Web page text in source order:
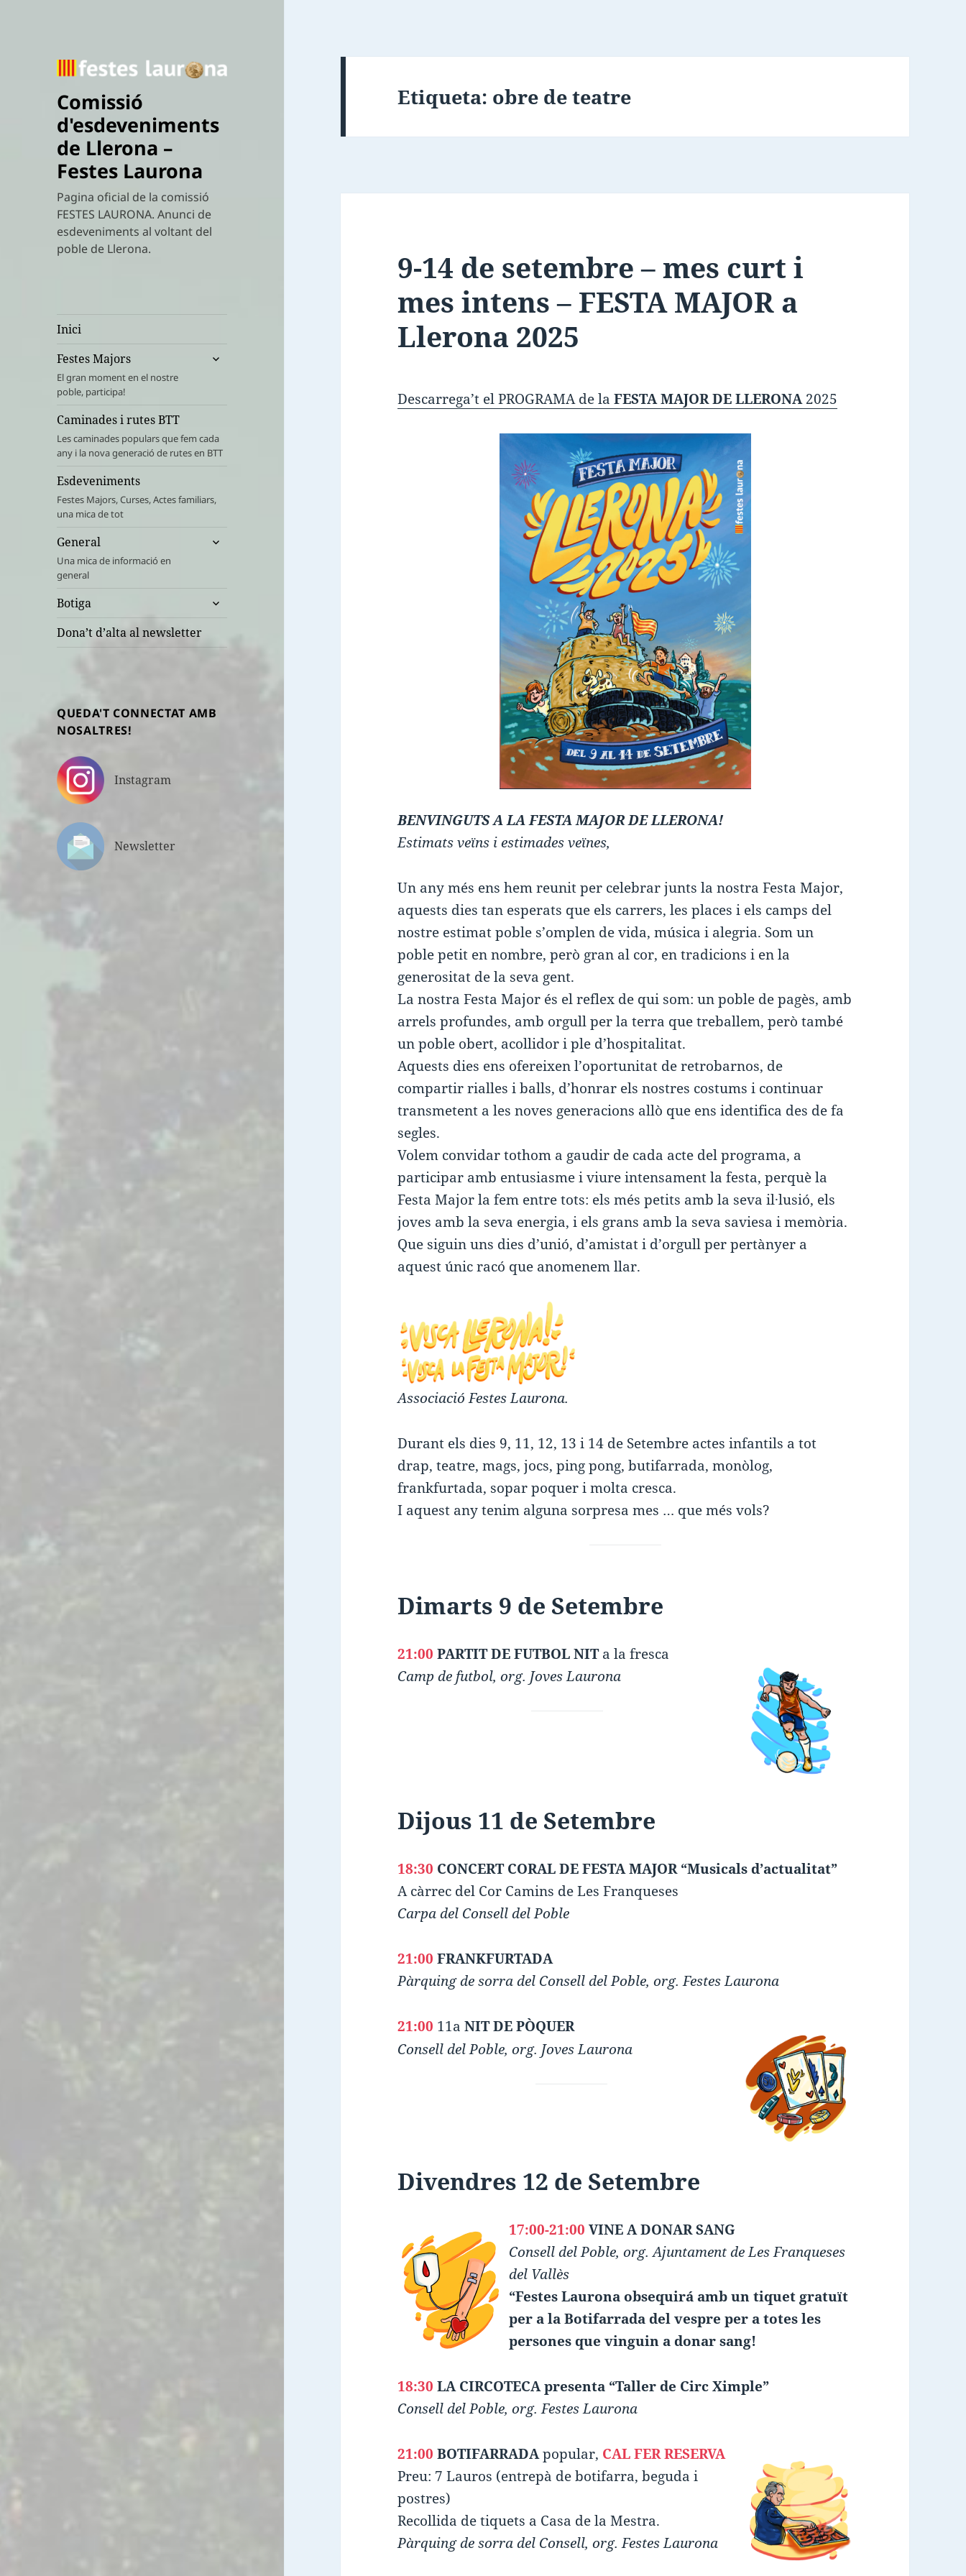
Comissió
d'esdeveniments
de Llerona –
Festes Laurona
Pagina oficial de la comissió
FESTES LAURONA. Anunci de
esdeveniments al voltant del
poble de Llerona.
Inici
Festes Majors
El gran moment en el nostre
poble, participa!
amplia
Caminades i rutes BTT
Les caminades populars que fem cada
any i la nova generació de rutes en BTT
Esdeveniments
Festes Majors, Curses, Actes familiars,
una mica de tot
General
Una mica de informació en
general
amplia
Botiga
amplia
fill
Dona’t d’alta al newsletter
QUEDA'T CONNECTAT AMB
NOSALTRES!
Instagram
Newsletter
Etiqueta: obre de teatre
9-14 de setembre – mes curt i
mes intens – FESTA MAJOR a
Llerona 2025
Descarrega’t el PROGRAMA de laFESTA MAJOR DE LLERONA2025
BENVINGUTS A LA FESTA MAJOR DE LLERONA!
Estimats veïns i estimades veïnes,
Un any més ens hem reunit per celebrar junts la nostra Festa Major,
aquests dies tan esperats que els carrers, les places i els camps del
nostre estimat poble s’omplen de vida, música i alegria. Som un
poble petit en nombre, però gran al cor, en tradicions i en la
generositat de la seva gent.
La nostra Festa Major és el reflex de qui som: un poble de pagès, amb
arrels profundes, amb orgull per la terra que treballem, però també
un poble obert, acollidor i ple d’hospitalitat.
Aquests dies ens ofereixen l’oportunitat de retrobarnos, de
compartir rialles i balls, d’honrar els nostres costums i continuar
transmetent a les noves generacions allò que ens identifica des de fa
segles.
Volem convidar tothom a gaudir de cada acte del programa, a
participar amb entusiasme i viure intensament la festa, perquè la
Festa Major la fem entre tots: els més petits amb la seva il·lusió, els
joves amb la seva energia, i els grans amb la seva saviesa i memòria.
Que siguin uns dies d’unió, d’amistat i d’orgull per pertànyer a
aquest únic racó que anomenem llar.
Associació Festes Laurona.
Durant els dies 9, 11, 12, 13 i 14 de Setembre actes infantils a tot
drap, teatre, mags, jocs, ping pong, butifarrada, monòlog,
frankfurtada, sopar poquer i molta cresca.
I aquest any tenim alguna sorpresa mes … que més vols?
Dimarts 9 de Setembre
21:00 PARTIT DE FUTBOL NITa la fresca
Camp de futbol, org. Joves Laurona
Dijous 11 de Setembre
18:30 CONCERT CORAL DE FESTA MAJOR “Musicals d’actualitat”
A càrrec del Cor Camins de Les Franqueses
Carpa del Consell del Poble
21:00 FRANKFURTADA
Pàrquing de sorra del Consell del Poble, org. Festes Laurona
21:00 11aNIT DE PÒQUER
Consell del Poble, org. Joves Laurona
Divendres 12 de Setembre
17:00-21:00 VINE A DONAR SANG
Consell del Poble, org. Ajuntament de Les Franqueses
del Vallès
“Festes Laurona obsequirá amb un tiquet gratuït
per a la Botifarrada del vespre per a totes les
persones que vinguin a donar sang!
18:30 LA CIRCOTECA presenta “Taller de Circ Ximple”
Consell del Poble, org. Festes Laurona
21:00 BOTIFARRADApopular, CAL FER RESERVA
Preu: 7 Lauros (entrepà de botifarra, beguda i
postres)
Recollida de tiquets a Casa de la Mestra.
Pàrquing de sorra del Consell, org. Festes Laurona